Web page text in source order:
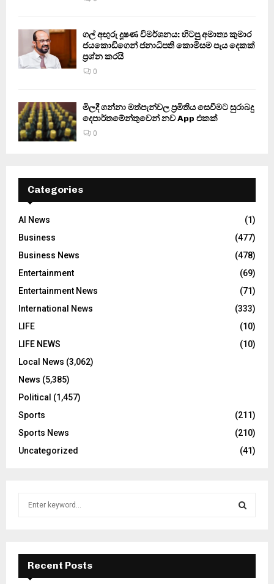
ගල් අඟුරු දූෂණ විමර්ශනය: හිටපු අමාත්‍ය කුමාර
ජයකොඩිගෙන් ජනාධිපති කොමිසම පැය දෙකක්
ප්‍රශ්න කරයි
0
මිලදී ගන්නා මත්පැන්වල ප්‍රමිතිය සෙවීමට සුරාබදු
දෙපාර්තමේන්තුවෙන් නව App එකක්
0
Categories
AI News
(1)
Business
(477)
Business News
(478)
Entertainment
(69)
Entertainment News
(71)
International News
(333)
LIFE
(10)
LIFE NEWS
(10)
Local News (3,062)
News (5,385)
Political (1,457)
Sports
(211)
Sports News
(210)
Uncategorized
(41)
f
E
A
Recent Posts